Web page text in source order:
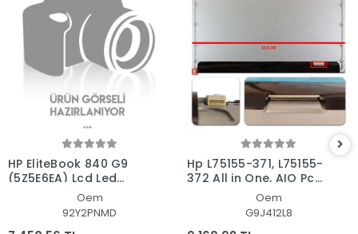
HP EliteBook 840 G9
(5Z5E6EA) Lcd Led
Ekran - PanelOem
92Y2PNMD
Hp L75155-371, L75155-
372 All in One, AIO Pc
Ekran - PanelOem
G9J412L8